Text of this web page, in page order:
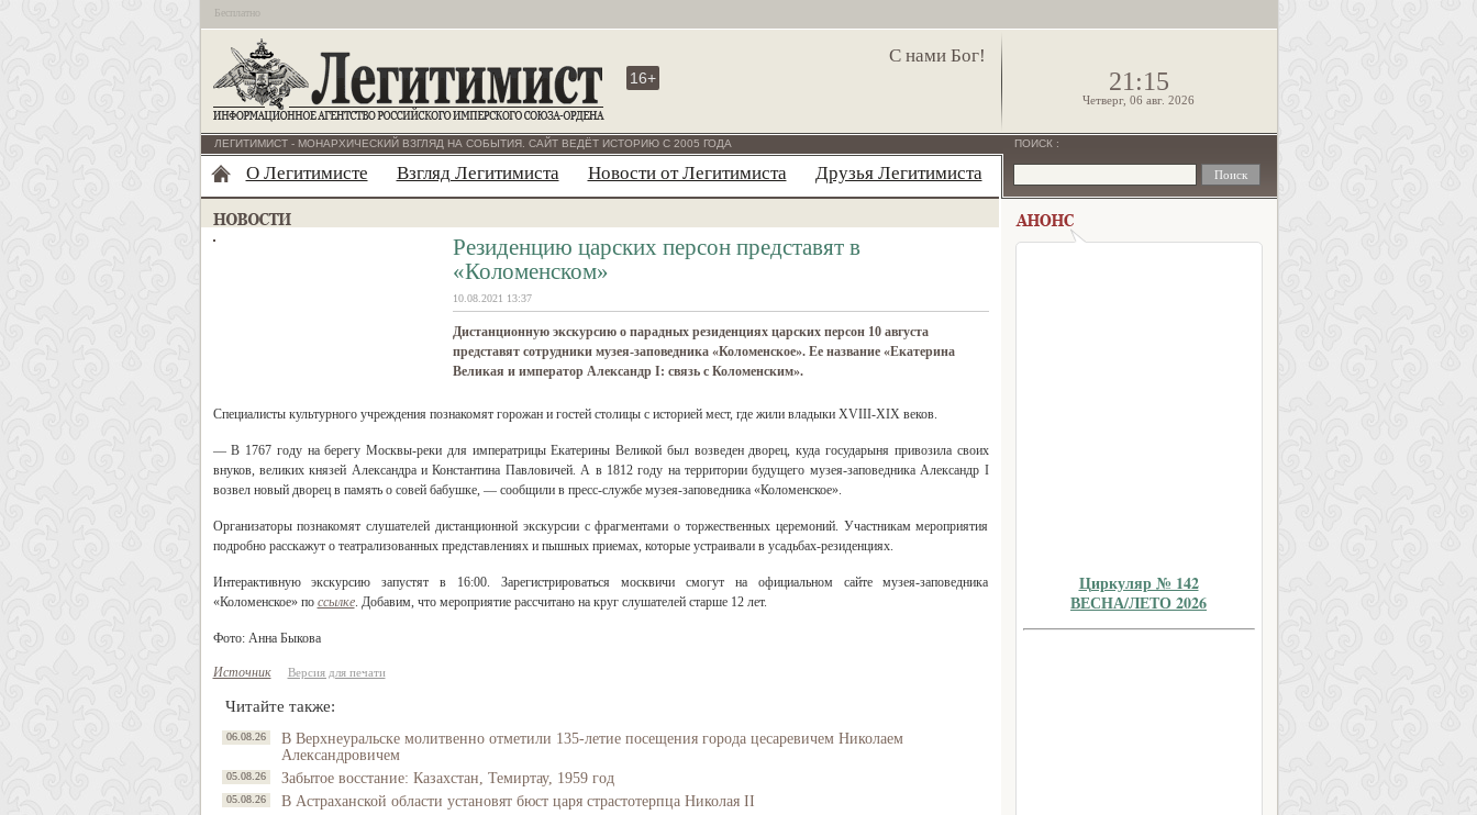
Бесплатно
С нами Бог!
16+ 21:15
Четверг, 06 авг. 2026
ЛЕГИТИМИСТ - МОНАРХИЧЕСКИЙ ВЗГЛЯД НА СОБЫТИЯ. САЙТ ВЕДЁТ ИСТОРИЮ С 2005 ГОДА
О Легитимисте Взгляд Легитимиста Новости от Легитимиста Друзья Легитимиста
Резиденцию царских персон представят в
«Коломенском»
10.08.2021 13:37
Дистанционную экскурсию о парадных резиденциях царских персон 10 августа
представят сотрудники музея-заповедника «Коломенское». Ее название «Екатерина
Великая и император Александр I: связь с Коломенским».
Специалисты культурного учреждения познакомят горожан и гостей столицы с историей мест, где жили владыки XVIII-XIX веков.
— В 1767 году на берегу Москвы-реки для императрицы Екатерины Великой был возведен дворец, куда государыня привозила своих
внуков, великих князей Александра и Константина Павловичей. А в 1812 году на территории будущего музея-заповедника Александр I
возвел новый дворец в память о совей бабушке, — сообщили в пресс-службе музея-заповедника «Коломенское».
Организаторы познакомят слушателей дистанционной экскурсии с фрагментами о торжественных церемоний. Участникам мероприятия
подробно расскажут о театрализованных представлениях и пышных приемах, которые устраивали в усадьбах-резиденциях.
Интерактивную экскурсию запустят в 16:00. Зарегистрироваться москвичи смогут на официальном сайте музея-заповедника
«Коломенское» по ссылке. Добавим, что мероприятие рассчитано на круг слушателей старше 12 лет.
Фото: Анна Быкова
Источник Версия для печати
Читайте также:
06.08.26
В Верхнеуральске молитвенно отметили 135-летие посещения города цесаревичем Николаем
Александровичем
05.08.26 Забытое восстание: Казахстан, Темиртау, 1959 год
05.08.26 В Астраханской области установят бюст царя страстотерпца Николая II
ПОИСК :
Циркуляр № 142
ВЕСНА/ЛЕТО 2026